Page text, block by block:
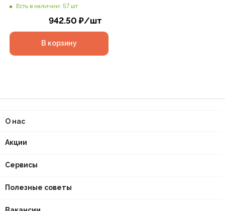
Есть в наличии: 57 шт
942.50₽/шт
В корзину
О нас
Акции
Сервисы
Полезные советы